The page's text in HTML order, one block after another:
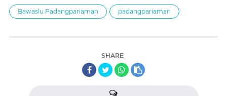
Bawaslu Padangpariaman padangpariaman
SHARE